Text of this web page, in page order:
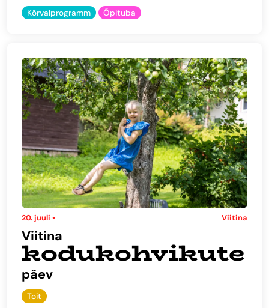
Kõrvalprogramm Õpituba
20. juuli • Viitina
Viitina
kodukohvikute
päev
Toit